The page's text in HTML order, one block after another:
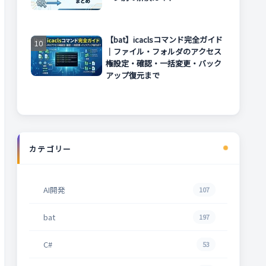
【bat】icaclsコマンド完全ガイド
｜ファイル・フォルダのアクセス
権設定・確認・一括変更・バック
アップ復元まで
カテゴリー
AI開発 107
bat 197
C# 53